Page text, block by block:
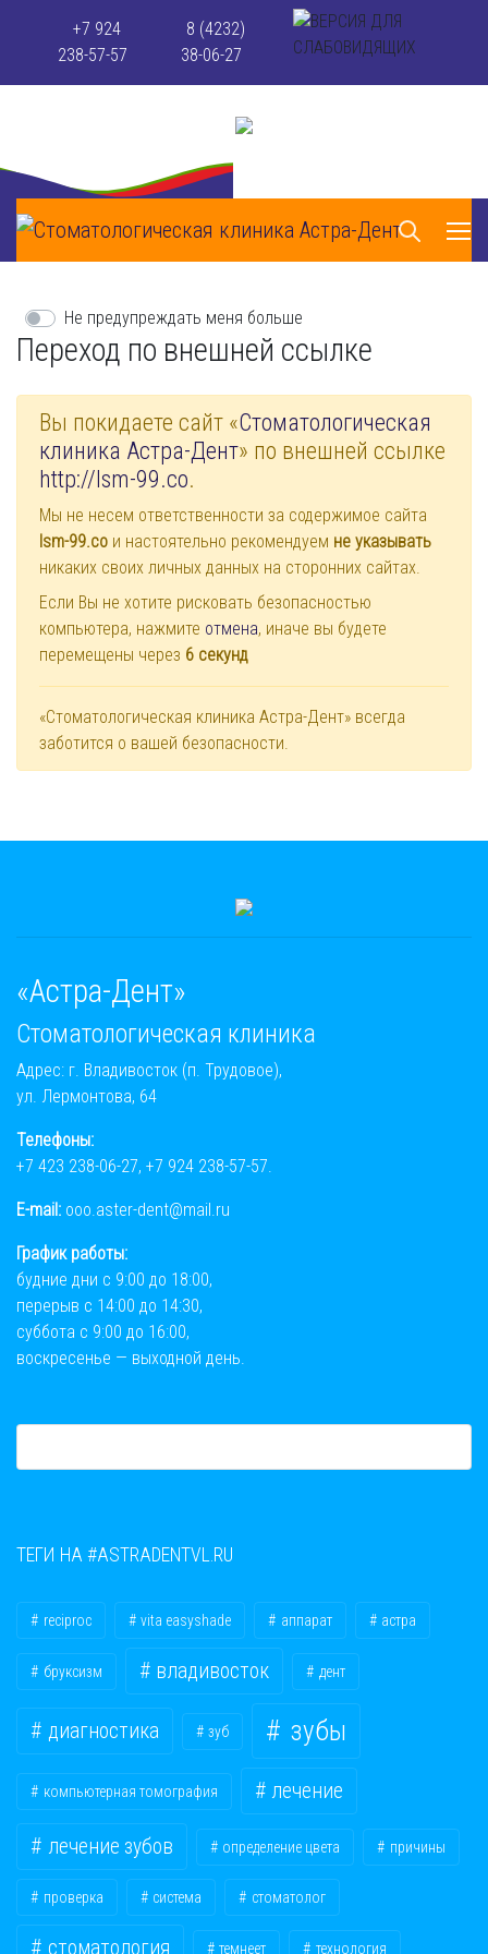
+7 924
238-57-57
8 (4232)
38-06-27
Переход по внешней ссылке
Не предупреждать меня больше
Вы покидаете сайт «Стоматологическая
клиника Астра-Дент» по внешней ссылке
http://lsm-99.co.
Мы не несем ответственности за содержимое сайта
lsm-99.co и настоятельно рекомендуем не указывать
никаких своих личных данных на сторонних сайтах.
Если Вы не хотите рисковать безопасностью
компьютера, нажмите отмена, иначе вы будете
перемещены через 6 секунд
«Стоматологическая клиника Астра-Дент» всегда
заботится о вашей безопасности.
«Астра-Дент»
Стоматологическая клиника
Адрес: г. Владивосток (п. Трудовое),
ул. Лермонтова, 64
Телефоны:
+7 423 238-06-27, +7 924 238-57-57.
E-mail: ooo.aster-dent@mail.ru
График работы:
будние дни с 9:00 до 18:00,
перерыв с 14:00 до 14:30,
суббота с 9:00 до 16:00,
воскресенье — выходной день.
ТЕГИ НА #ASTRADENTVL.RU
reciproc vita easyshade аппарат астра
бруксизм владивосток дент
диагностика зуб зубы
компьютерная томография лечение
лечение зубов определение цвета причины
проверка система стоматолог
стоматология темнеет технология